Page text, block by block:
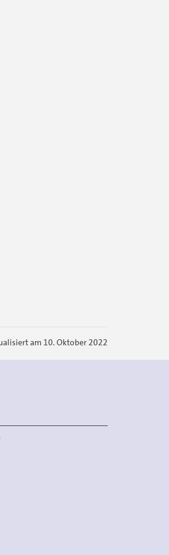
am 10. Oktober 2022